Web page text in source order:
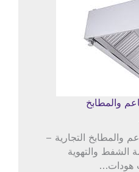
والمطابخ
والمطابخ التجارية –
الشفط والتهوية
هودات…